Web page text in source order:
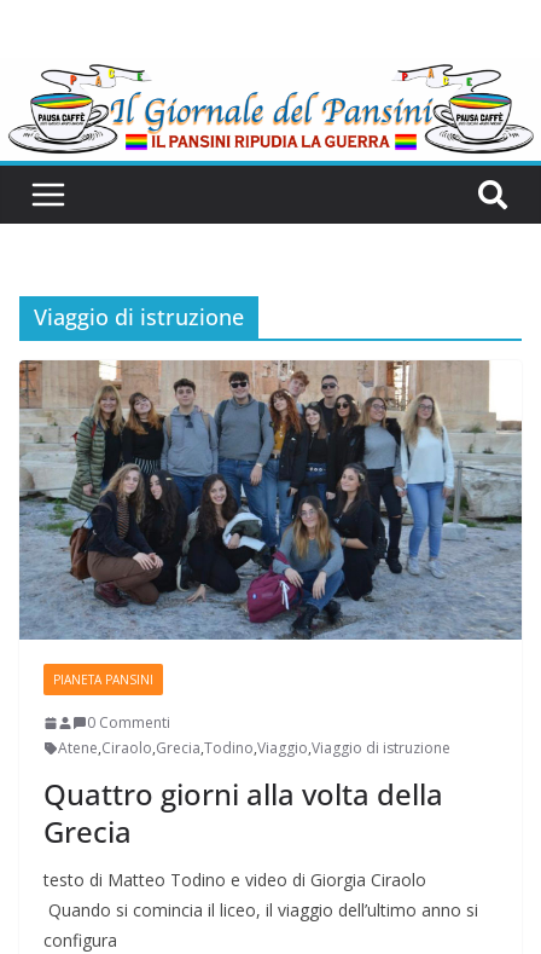
Viaggio di istruzione
PIANETA PANSINI
0 Commenti
Atene,Ciraolo,Grecia,Todino,Viaggio,Viaggio di istruzione
Quattro giorni alla volta della
Grecia
testo di Matteo Todino e video di Giorgia Ciraolo
Quando si comincia il liceo, il viaggio dell’ultimo anno si
configura